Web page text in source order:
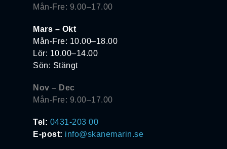
Mån-Fre: 9.00–17.00
Mars – Okt
Mån-Fre: 10.00–18.00
Lör: 10.00–14.00
Sön: Stängt
Nov – Dec
Mån-Fre: 9.00–17.00
Tel: 0431-203 00
E-post: info@skanemarin.se